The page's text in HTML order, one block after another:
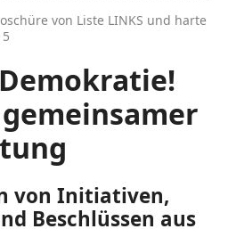
von Liste LINKS und harte
von Initiativen,
Beschlüssen aus